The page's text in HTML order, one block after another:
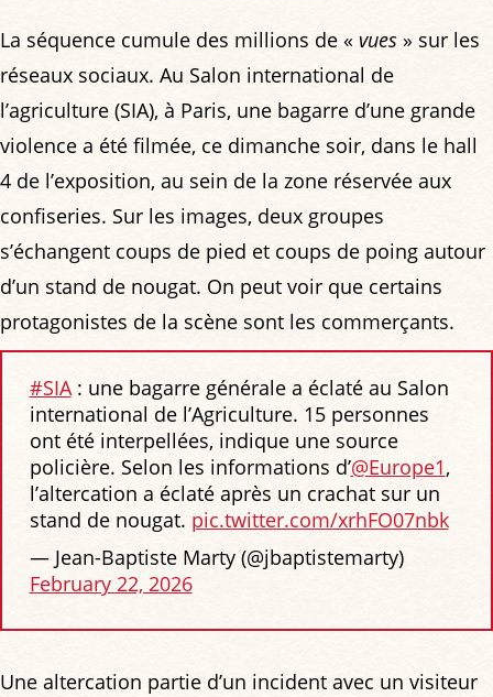
La séquence cumule des millions de « vues » sur les
réseaux sociaux. Au Salon international de
l’agriculture (SIA), à Paris, une bagarre d’une grande
violence a été filmée, ce dimanche soir, dans le hall
4 de l’exposition, au sein de la zone réservée aux
confiseries. Sur les images, deux groupes
s’échangent coups de pied et coups de poing autour
d’un stand de nougat. On peut voir que certains
protagonistes de la scène sont les commerçants.
#SIA: une bagarre générale a éclaté au Salon
international de l’Agriculture. 15 personnes
ont été interpellées, indique une source
policière. Selon les informations d’@Europe1,
l’altercation a éclaté après un crachat sur un
stand de nougat. pic.twitter.com/xrhFO07nbk
— Jean-Baptiste Marty (@jbaptistemarty)
February 22, 2026
Une altercation partie d’un incident avec un visiteur